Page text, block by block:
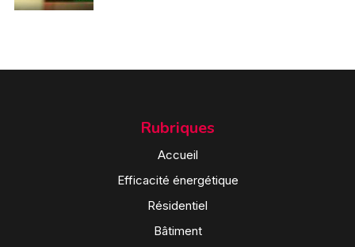
Rubriques
Accueil
Efficacité énergétique
Résidentiel
Bâtiment